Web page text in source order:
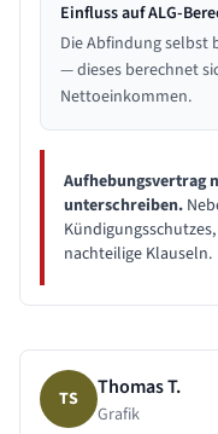
Einfluss auf ALG-
Die Abfindung selbst
— dieses berechnet
Nettoeinkommen.
Aufhebungsvertrag
unterschreiben.
nachteilige Klauseln.
TS Thomas T.
Grafik